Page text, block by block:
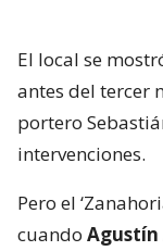
El local se
antes del tercer
portero
intervenciones.
Pero el
cuando Agustín